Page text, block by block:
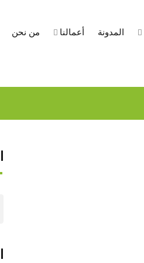
المدونة أعمالنا من نحن